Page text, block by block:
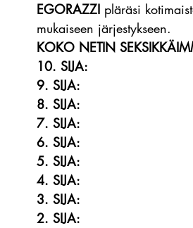
EGORAZZI pläräsi
mukaiseen järjestykseen.
KOKO NETIN
10. SIJA:
9. SIJA:
8. SIJA:
7. SIJA:
6. SIJA:
5. SIJA:
4. SIJA:
3. SIJA:
2. SIJA: